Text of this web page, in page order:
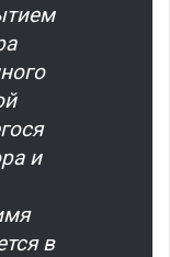
и
в